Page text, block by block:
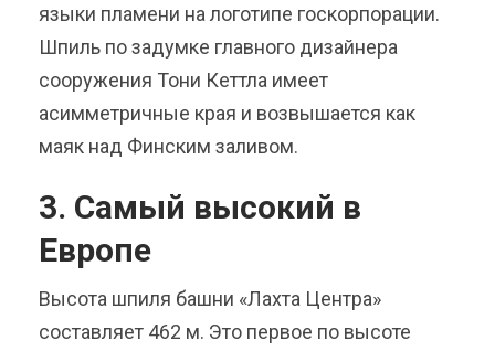
языки пламени на логотипе госкорпорации.
Шпиль по задумке главного дизайнера
сооружения Тони Кеттла имеет
асимметричные края и возвышается как
маяк над Финским заливом.
3. Самый высокий в
Европе
Высота шпиля башни «Лахта Центра»
составляет 462 м. Это первое по высоте